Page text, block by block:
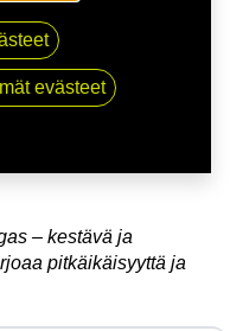
ULTRACONTACT
– kestävä ja
pitkäikäisyyttä ja
evästeet